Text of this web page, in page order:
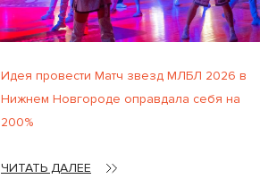
Идея провести Матч звезд МЛБЛ 2026 в
Нижнем Новгороде оправдала себя на
200%
ЧИТАТЬ ДАЛЕЕ